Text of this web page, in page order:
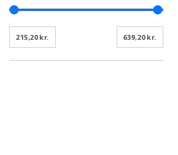
215,20 kr. 639,20 kr.